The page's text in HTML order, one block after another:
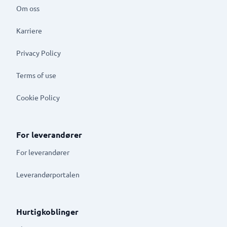
Om oss
Karriere
Privacy Policy
Terms of use
Cookie Policy
For leverandører
For leverandører
Leverandørportalen
Hurtigkoblinger